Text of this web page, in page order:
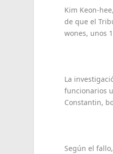
Kim Keon-
de que el
wones, unos
La
funcionarios
Constantin,
Según el